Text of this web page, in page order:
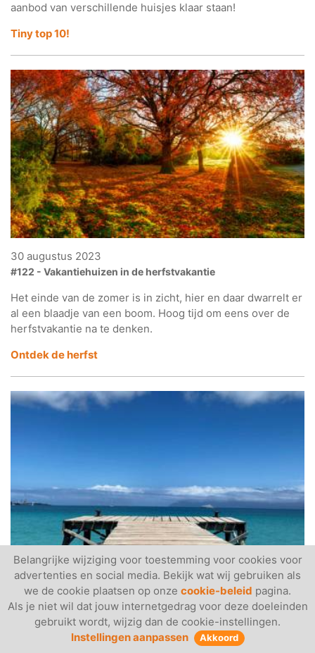
aanbod van verschillende huisjes klaar staan!
Tiny top 10!
30 augustus 2023
#122 - Vakantiehuizen in de herfstvakantie
Het einde van de zomer is in zicht, hier en daar dwarrelt er
al een blaadje van een boom. Hoog tijd om eens over de
herfstvakantie na te denken.
Ontdekde herfst
3 augustus 2023
#121 - Opzoek naar een oneindige zomer
Inspiratie voor een heerlijke nazomer! Ondek een
oneindige zomer en prachtige plekken.
Belangrijke wijziging voor toestemming voor cookies voor
advertenties en social media. Bekijk wat wij gebruiken als
we de cookie plaatsen op onze cookie-beleid pagina.
Als je niet wil dat jouw internetgedrag voor deze doeleinden
gebruikt wordt, wijzig dan de cookie-instellingen.
Instellingen aanpassen
Akkoord